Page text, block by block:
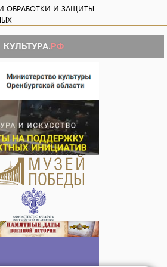
ОБРАБОТКИ И ЗАЩИТЫ